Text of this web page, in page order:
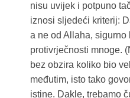
nisu uvijek i potpuno
iznosi sljedeći kriterij:
a ne od Allaha, sigurno
protivrječnosti mnoge.
bez obzira koliko bio
međutim, isto tako
istine. Dakle, trebamo